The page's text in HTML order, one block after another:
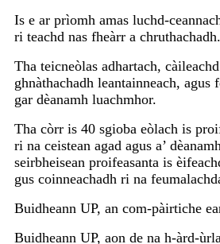
Is e ar prìomh amas luchd-
ri teachd nas fheàrr a chruthachadh.
Tha teicneòlas adhartach,
ghnàthachadh leantainneach, agus
gar dèanamh luachmhor.
Tha còrr is 40 sgioba eòlach is
ri na ceistean agad agus a’
seirbheisean proifeasanta is
gus coinneachadh ri na
Buidheann UP, an com-pàirtiche
Buidheann UP, aon de na h-àrd-